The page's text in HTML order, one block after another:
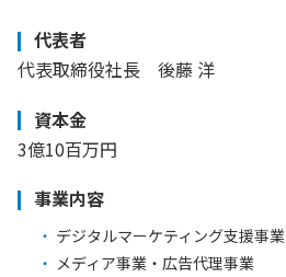
代表者
代表取締役社長 後藤 洋
資本金
3億10百万円
事業内容
デジタルマーケティング支援事業
メディア事業・広告代理事業